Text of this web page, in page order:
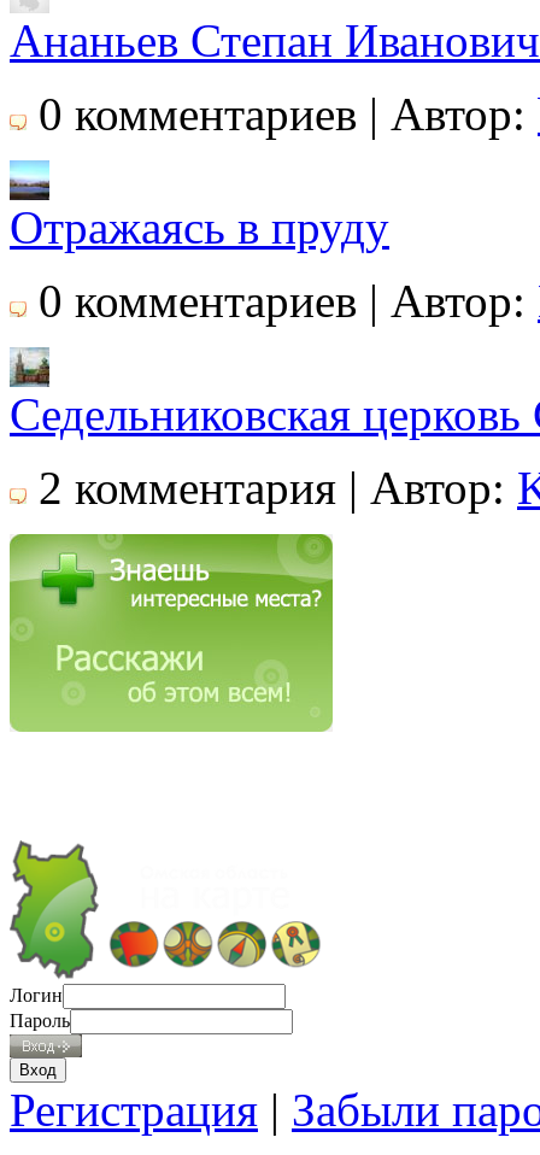
Ананьев Степан Иванович
0 комментариев | Автор:
Отражаясь в пруду
0 комментариев | Автор:
Седельниковская
2 комментария | Автор:
Логин
Пароль
Регистрация | Забыли